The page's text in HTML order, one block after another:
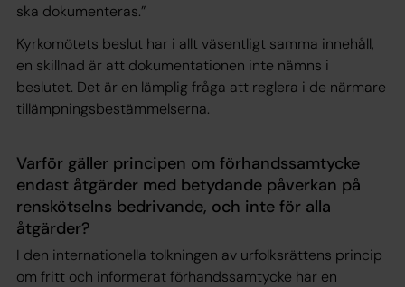
ska dokumenteras.”
Kyrkomötets beslut har i allt väsentligt samma innehåll,
en skillnad är att dokumentationen inte nämns i
beslutet. Det är en lämplig fråga att reglera i de närmare
tillämpningsbestämmelserna.
Varför gäller principen om förhandssamtycke
endast åtgärder med betydande påverkan på
renskötselns bedrivande, och inte för alla
åtgärder?
I den internationella tolkningen av urfolksrättens princip
om fritt och informerat förhandssamtycke har en